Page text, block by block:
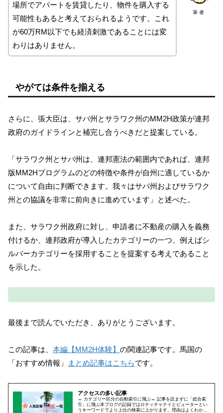
筆 者
場所でアパートを賃貸したり、物件を購入する
可能性もあると考えておられるようです。これ
が60万RM以下でも経済刺激であることには変
わりはありません。
やがては条件を揃える
さらに、張大臣は、サバ州とサラワク州のMM2H政策が連邦
政府のガイドラインと補完し合うべきだと提案している。
「サラワク州とサバ州は、連邦憲法の範囲内であれば、連邦
版MM2Hプログラムのどの特徴や条件が自州に適しているか
について自由に判断できます。我々はサバ州およびサラワク
州との協議を非常に前向きに進めています」と述べた。
また、サラワク州政府に対し、申請者に不動産の購入を義務
付けるか、連邦政府が導入したカテゴリーの一つ、例えばシ
ルバーカテゴリーを採用することを提案する考えであること
を示した。
最後まで読んでいただき、ありがとうございます。
この記事は、 本編【MM2H体験】 の関連記事です。馬国の
「おすすめ情報」
まとめ記事はこちらです。
アクセスの多い記事
→ カテゴリー区分の自動索引に飛ぶ→ 記事を読まずに「総合索
引」に飛ぶ本ブログの記録ではロティチャナイとピューターとい
うキーワードでより上位の検索に上がります。理由はよくわかっ